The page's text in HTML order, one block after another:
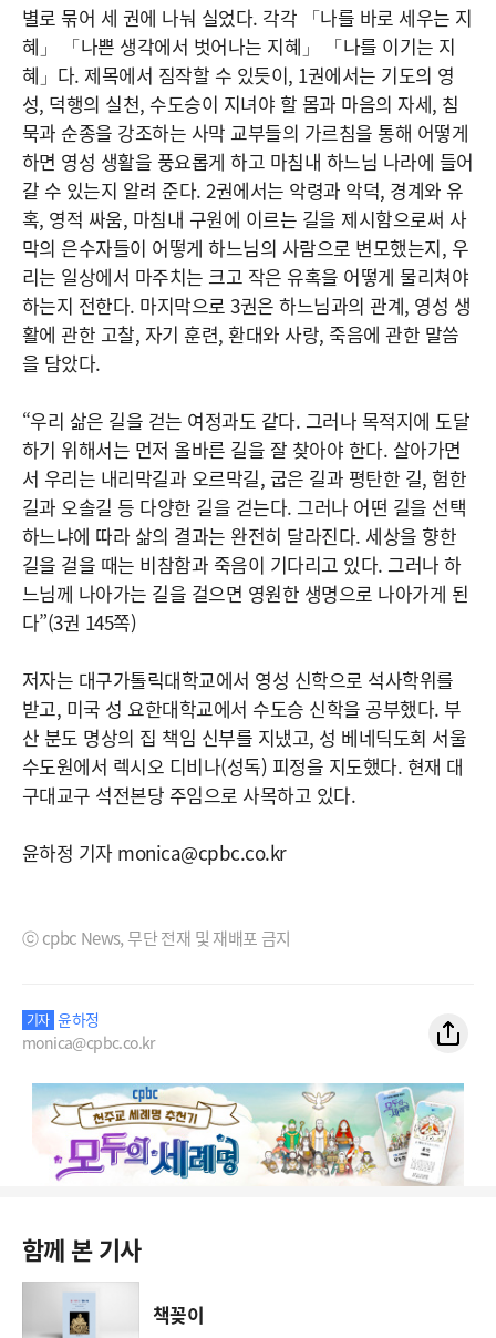
별로 묶어 세 권에 나눠 실었다. 각각 「나를 바로 세우는 지
혜」 「나쁜 생각에서 벗어나는 지혜」 「나를 이기는 지
혜」다. 제목에서 짐작할 수 있듯이, 1권에서는 기도의 영
성, 덕행의 실천, 수도승이 지녀야 할 몸과 마음의 자세, 침
묵과 순종을 강조하는 사막 교부들의 가르침을 통해 어떻게
하면 영성 생활을 풍요롭게 하고 마침내 하느님 나라에 들어
갈 수 있는지 알려 준다. 2권에서는 악령과 악덕, 경계와 유
혹, 영적 싸움, 마침내 구원에 이르는 길을 제시함으로써 사
막의 은수자들이 어떻게 하느님의 사람으로 변모했는지, 우
리는 일상에서 마주치는 크고 작은 유혹을 어떻게 물리쳐야
하는지 전한다. 마지막으로 3권은 하느님과의 관계, 영성 생
활에 관한 고찰, 자기 훈련, 환대와 사랑, 죽음에 관한 말씀
을 담았다.
“우리 삶은 길을 걷는 여정과도 같다. 그러나 목적지에 도달
하기 위해서는 먼저 올바른 길을 잘 찾아야 한다. 살아가면
서 우리는 내리막길과 오르막길, 굽은 길과 평탄한 길, 험한
길과 오솔길 등 다양한 길을 걷는다. 그러나 어떤 길을 선택
하느냐에 따라 삶의 결과는 완전히 달라진다. 세상을 향한
길을 걸을 때는 비참함과 죽음이 기다리고 있다. 그러나 하
느님께 나아가는 길을 걸으면 영원한 생명으로 나아가게 된
다”(3권 145쪽)
저자는 대구가톨릭대학교에서 영성 신학으로 석사학위를
받고, 미국 성 요한대학교에서 수도승 신학을 공부했다. 부
산 분도 명상의 집 책임 신부를 지냈고, 성 베네딕도회 서울
수도원에서 렉시오 디비나(성독) 피정을 지도했다. 현재 대
구대교구 석전본당 주임으로 사목하고 있다.
윤하정 기자 monica@cpbc.co.kr
ⓒ cpbc News, 무단 전재 및 재배포 금지
기자 윤하정
monica@cpbc.co.kr
함께 본 기사
책꽂이